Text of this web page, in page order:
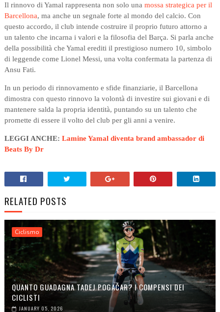
Il rinnovo di Yamal rappresenta non solo una mossa strategica per il
Barcellona, ma anche un segnale forte al mondo del calcio. Con
questo accordo, il club intende costruire il proprio futuro attorno a
un talento che incarna i valori e la filosofia del Barça. Si parla anche
della possibilità che Yamal erediti il prestigioso numero 10, simbolo
di leggende come Lionel Messi, una volta confermata la partenza di
Ansu Fati.
In un periodo di rinnovamento e sfide finanziarie, il Barcellona
dimostra con questo rinnovo la volontà di investire sui giovani e di
mantenere salda la propria identità, puntando su un talento che
promette di essere il volto del club per gli anni a venire.
LEGGI ANCHE: Lamine Yamal diventa brand ambassador di
Beats By Dr
RELATED POSTS
Ciclismo
QUANTO GUADAGNA TADEJ POGAČAR? I COMPENSI DEI
CICLISTI
JANUARY 05, 2026